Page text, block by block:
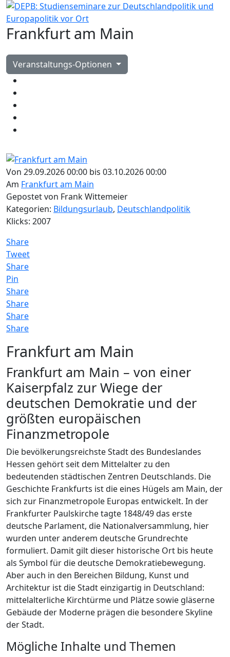
Frankfurt am Main
Veranstaltungs-Optionen
Von 29.09.2026 00:00 bis 03.10.2026 00:00
Am Frankfurt am Main
Gepostet von Frank Wittemeier
Kategorien: Bildungsurlaub, Deutschlandpolitik
Klicks: 2007
Share
Tweet
Share
Pin
Share
Share
Share
Share
Frankfurt am Main
Frankfurt am Main – von einer
Kaiserpfalz zur Wiege der
deutschen Demokratie und der
größten europäischen
Finanzmetropole
Die bevölkerungsreichste Stadt des Bundeslandes
Hessen gehört seit dem Mittelalter zu den
bedeutenden städtischen Zentren Deutschlands. Die
Geschichte Frankfurts ist die eines Hügels am Main, der
sich zur Finanzmetropole Europas entwickelt. In der
Frankfurter Paulskirche tagte 1848/49 das erste
deutsche Parlament, die Nationalversammlung, hier
wurden unter anderem deutsche Grundrechte
formuliert. Damit gilt dieser historische Ort bis heute
als Symbol für die deutsche Demokratiebewegung.
Aber auch in den Bereichen Bildung, Kunst und
Architektur ist die Stadt einzigartig in Deutschland:
mittelalterliche Kirchtürme und Plätze sowie gläserne
Gebäude der Moderne prägen die besondere Skyline
der Stadt.
Mögliche Inhalte und Themen